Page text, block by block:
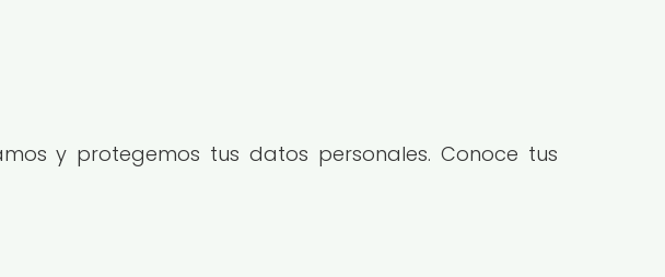
y protegemos tus datos personales. Conoce tus